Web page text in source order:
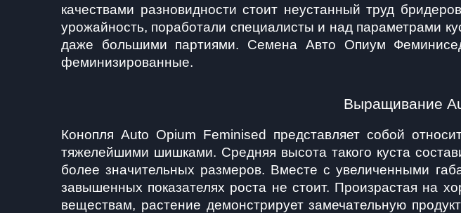
качествами разновидности стоит неустанный труд
урожайность, поработали специалисты и над параметрами
даже большими партиями. Семена Авто Опиум
феминизированные.
Выращивание
Конопля Auto Opium Feminised представляет собой
тяжелейшими шишками. Средняя высота такого куста
более значительных размеров. Вместе с увеличенными
завышенных показателях роста не стоит. Произрастая на
веществам, растение демонстрирует замечательную